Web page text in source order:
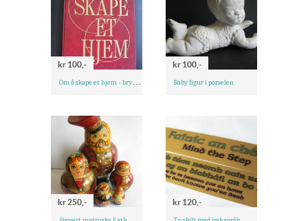
kr 100,- kr 100,-
Baby figur i porselen
kr 250,- kr 120,-